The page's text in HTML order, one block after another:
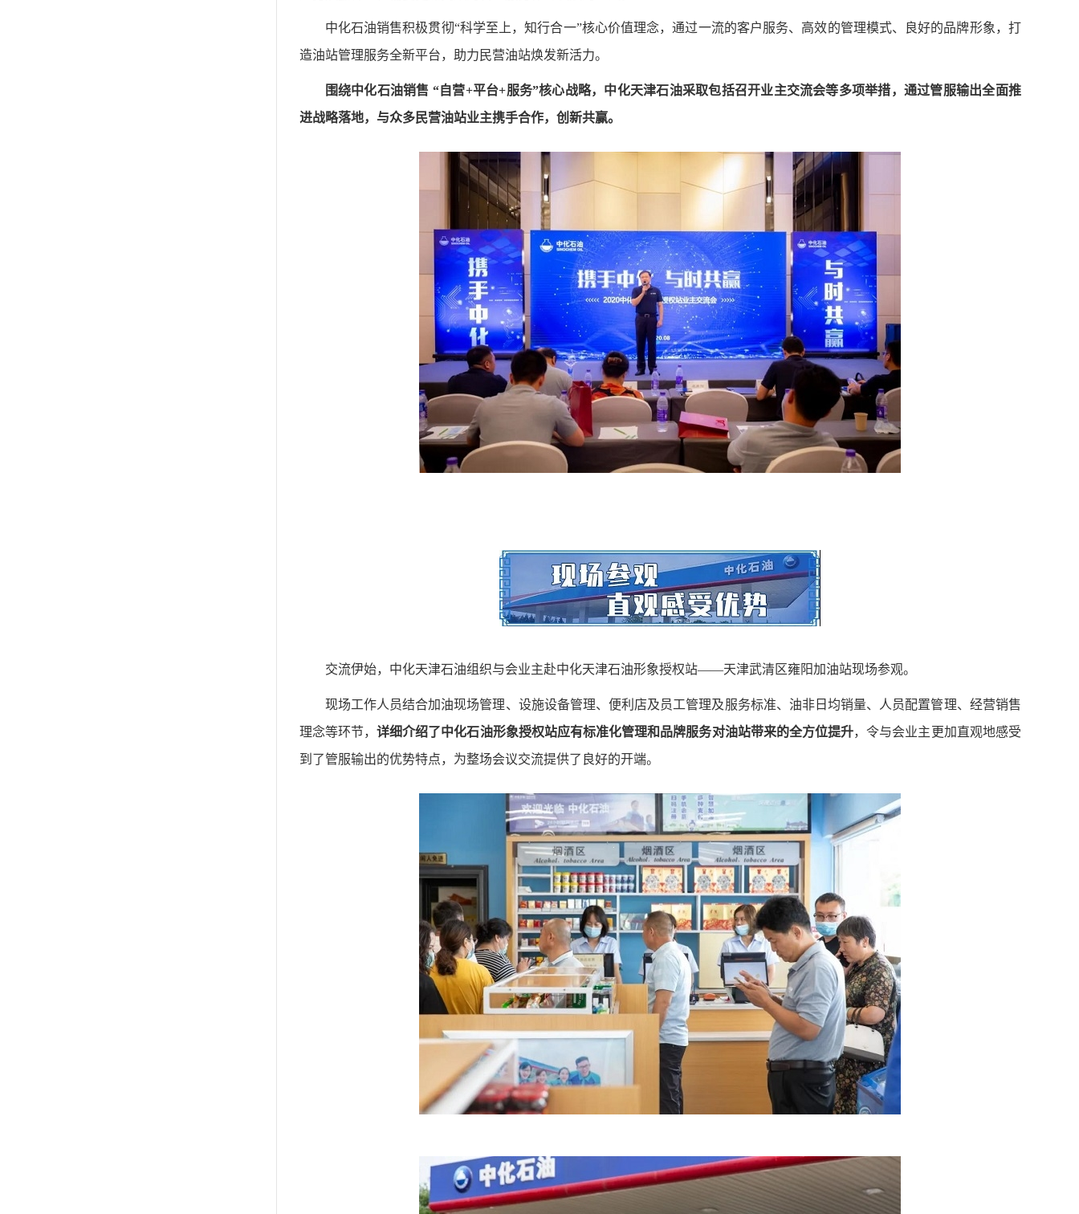
中化石油销售积极贯彻“科学至上，知行合一”核心价值理念，通过一流的客户服务、高效的管理模式、良好的品牌形象，打
造油站管理服务全新平台，助力民营油站焕发新活力。
围绕中化石油销售 “自营+平台+服务”核心战略，中化天津石油采取包括召开业主交流会等多项举措，通过管服输出全面推
进战略落地，与众多民营油站业主携手合作，创新共赢。
交流伊始，中化天津石油组织与会业主赴中化天津石油形象授权站——天津武清区雍阳加油站现场参观。
现场工作人员结合加油现场管理、设施设备管理、便利店及员工管理及服务标准、油非日均销量、人员配置管理、经营销售
理念等环节，详细介绍了中化石油形象授权站应有标准化管理和品牌服务对油站带来的全方位提升，令与会业主更加直观地感受
到了管服输出的优势特点，为整场会议交流提供了良好的开端。